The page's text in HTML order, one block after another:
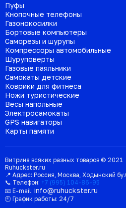
Пуфы
Кнопочные телефоны
Газонокосилки
Бортовые компьютеры
Саморезы и шурупы
Компрессоры автомобильные
Шуруповерты
Газовые паяльники
Самокаты детские
Коврики для фитнеса
Ножи туристические
Весы напольные
Электросамокаты
GPS навигаторы
Карты памяти
Витрина всяких разных товаров © 2021
Ruhuckster.ru
📍 Адрес: Россия Москва Ходынский
📞 Телефон: +7 (995) 104-86-95
📧 E-mail: info@ruhuckster.ru
🕘 График работы: 24/7